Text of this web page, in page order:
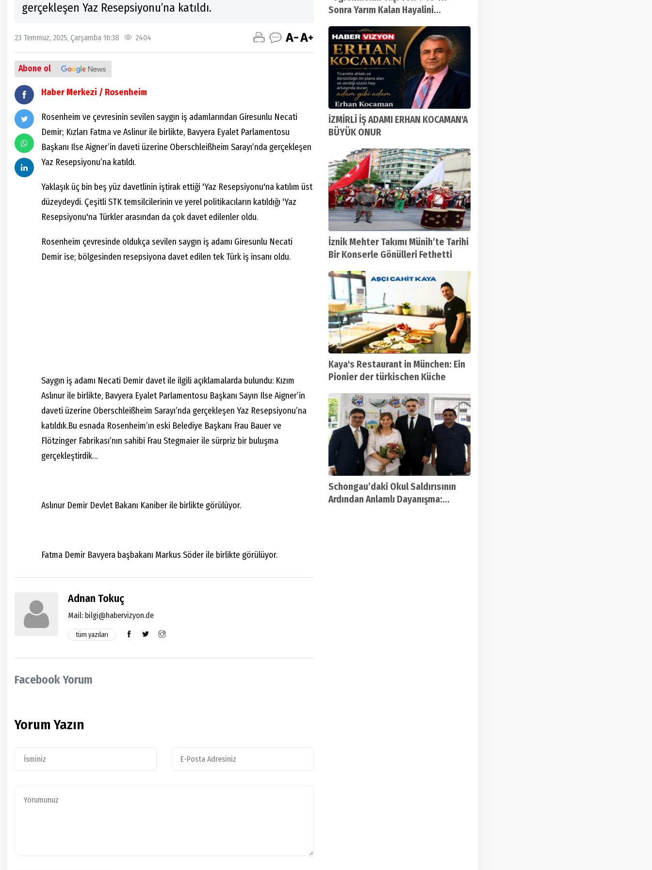
gerçekleşen Yaz Resepsiyonu’na katıldı.
23 Temmuz, 2025, Çarşamba 16:38 2404
Abone ol
Haber Merkezi / Rosenheim
Rosenheim ve çevresinin sevilen saygın iş adamlarından Giresunlu Necati
Demir; Kızları Fatma ve Aslinur ile birlikte, Bavyera Eyalet Parlamentosu
Başkanı Ilse Aigner’in daveti üzerine Oberschleißheim Sarayı’nda gerçekleşen
Yaz Resepsiyonu’na katıldı.
Yaklaşık üç bin beş yüz davetlinin iştirak ettiği 'Yaz Resepsiyonu'na katılım üst
düzeydeydi. Çeşitli STK temsilcilerinin ve yerel politikacıların katıldığı 'Yaz
Resepsiyonu'na Türkler arasından da çok davet edilenler oldu.
Rosenheim çevresinde oldukça sevilen saygın iş adamı Giresunlu Necati
Demir ise; bölgesinden resepsiyona davet edilen tek Türk iş insanı oldu.
Saygın iş adamı Necati Demir davet ile ilgili açıklamalarda bulundu: Kızım
Aslınur ile birlikte, Bavyera Eyalet Parlamentosu Başkanı Sayın Ilse Aigner’in
daveti üzerine Oberschleißheim Sarayı’nda gerçekleşen Yaz Resepsiyonu’na
katıldık.Bu esnada Rosenheim’ın eski Belediye Başkanı Frau Bauer ve
Flötzinger Fabrikası’nın sahibi Frau Stegmaier ile sürpriz bir buluşma
gerçekleştirdik…
Aslınur Demir Devlet Bakanı Kaniber ile birlikte görülüyor.
Fatma Demir Bavyera başbakanı Markus Söder ile birlikte görülüyor.
Adnan Tokuç
Mail: bilgi@habervizyon.de
tüm yazıları
Facebook Yorum
Yorum Yazın
Sonra Yarım Kalan Hayalini
İZMİRLİ İŞ ADAMI ERHAN KOCAMAN'A
BÜYÜK ONUR
İznik Mehter Takımı Münih’te Tarihi
Bir Konserle Gönülleri Fethetti
Kaya's Restaurant in München: Ein
Pionier der türkischen Küche
Schongau’daki Okul Saldırısının
Ardından Anlamlı Dayanışma: